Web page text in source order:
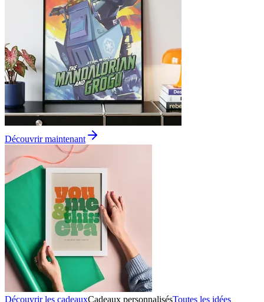
Découvrir maintenant
Découvrir les cadeauxCadeaux personnalisésToutes les idées